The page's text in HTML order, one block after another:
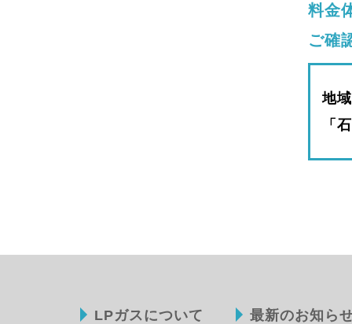
料金
ご確
地
「
LPガスについて
最新のお知ら